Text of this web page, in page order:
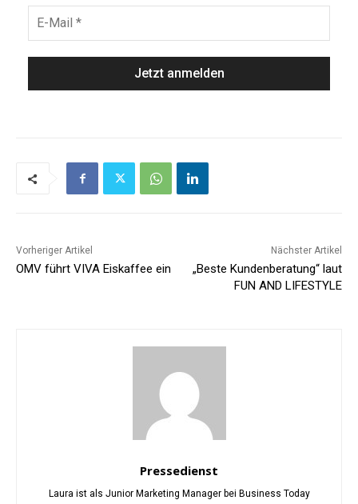
Vorheriger Artikel
OMV führt VIVA Eiskaffee ein
Nächster Artikel
„Beste Kundenberatung“ laut
FUN AND LIFESTYLE
Pressedienst
Laura ist als Junior Marketing Manager bei Business Today